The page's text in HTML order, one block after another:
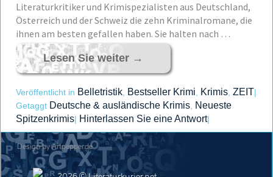
Literaturkritiker und Krimispezialisten aus Deutschland,
Österreich und der Schweiz die zehn Kriminalromane, die
ihnen am besten gefallen haben. Sie halten nach …
Lesen Sie weiter →
Veröffentlicht in Belletristik Bestseller Krimi Krimis ZEIT|
Getaggt Deutsche & ausländische Krimis Neueste
Spitzenkrimis| Hinterlassen Sie eine Antwort|
Design by Artpepper.de